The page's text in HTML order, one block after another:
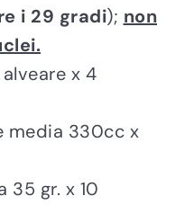
i 29 gradi); non
alveare x 4
media 330cc x
35 gr. x 10